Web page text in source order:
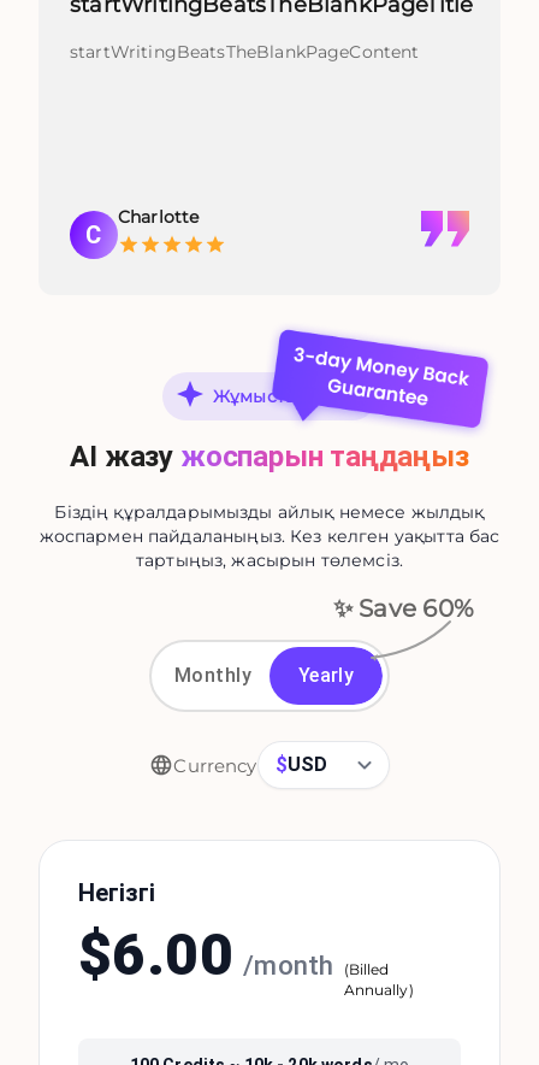
startWritingBeatsTheBlankPageContent
C
Charlotte
Жұмысты бастау
AI жазу жоспарын таңдаңыз
Біздің құралдарымызды айлық немесе жылдық
жоспармен пайдаланыңыз. Кез келген уақытта бас
тартыңыз, жасырын төлемсіз.
✨ Save 60%
Monthly Yearly
Currency $USD
Негізгі
$6.00 /month (Billed
Annually)